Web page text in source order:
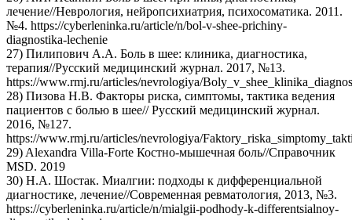
лечение//Неврология, нейропсихиатрия, психосоматика. 2011.
№4. https://cyberleninka.ru/article/n/bol-v-shee-prichiny-
diagnostika-lechenie
27) Пилипович А.А. Боль в шее: клиника, диагностика,
терапия//Русский медицинский журнал. 2017, №13.
https://www.rmj.ru/articles/nevrologiya/
28) Пизова Н.В. Факторы риска, симптомы, тактика ведения
пациентов с болью в шее// Русский медицинский журнал.
2016, №127.
https://www.rmj.ru/articles/nevrologiya/
29) Alexandra Villa-Forte Костно-мышечная боль//Справочник
MSD. 2019
30) Н.А. Шостак. Миалгии: подходы к дифференциальной
диагностике, лечение//Современная ревматология, 2013, №3.
https://cyberleninka.ru/article/n/mialgii-podhody-k-differentsialnoy-